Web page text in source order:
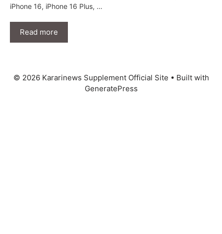
iPhone 16, iPhone 16 Plus, …
Read more
© 2026 Kararinews Supplement Official Site • Built with
GeneratePress